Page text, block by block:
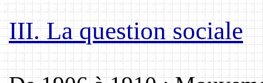
III. La question sociale